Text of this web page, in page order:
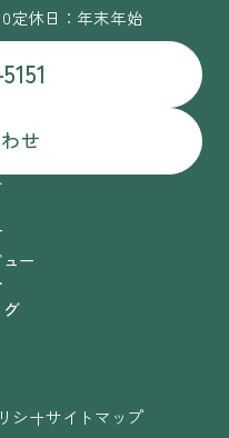
定休日：年末年始
せ
ー
シーサイトマップ